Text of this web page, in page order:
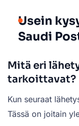
Usein
Saudi
Mitä eri
tarkoittavat?
Kun seuraat
Tässä on joitain